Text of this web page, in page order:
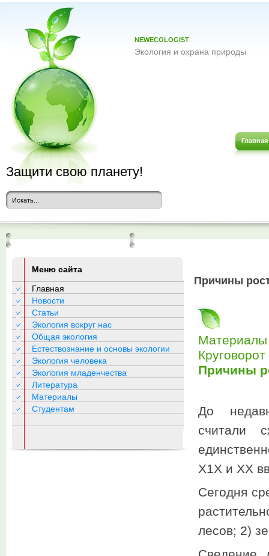
NEWECOLOGIST
Экология и охрана природы
Главная
Защити свою планету!
Меню сайта
Главная
Новости
Статьи
Экология вокруг нас
Общая экология
Естествознание и основы экологии
Экология человека
Экология младенчества
Литература
Материалы
Студентам
Причины
Материалы
Причины
До
считали
Х1Х и ХХ
Сегодня
лесов; 2)